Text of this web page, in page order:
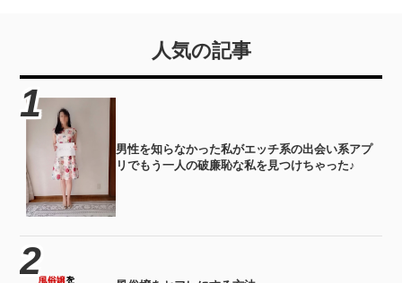
テでのハプニング体験談！
人気の記事
男性を知らなかった私がエッチ系の出会い系アプ
リでもう一人の破廉恥な私を見つけちゃった♪